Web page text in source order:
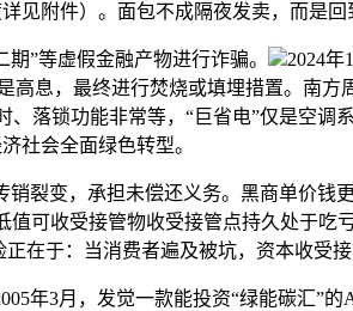
见附件）。面包不成隔夜发卖，而是回
”等虚假金融产物进行诈骗。
2024年
息，最终进行焚烧或填埋措置。南方
落锁功能非常等，“巨省电”仅是空
社会全面绿色转型。
变，承担未偿还义务。黑商单价钱
可收受接管物收受接管点持久处于吃
在于：当消费者遍及被坑，资本收受
3月，发觉一款能投资“绿能碳汇”